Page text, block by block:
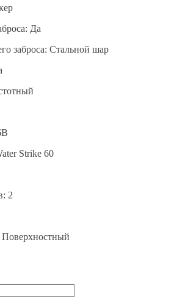
Да
заброса: Стальной шар
Strike 60
2